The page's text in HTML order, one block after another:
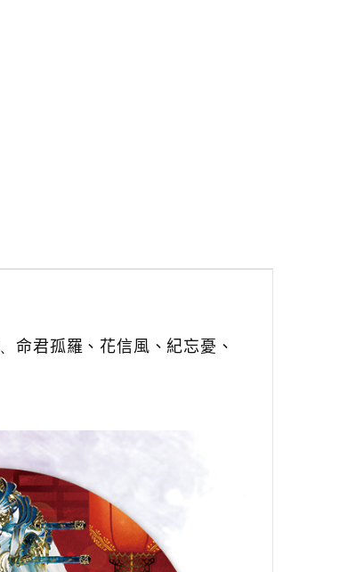
、命君孤羅、花信風、紀忘憂 、